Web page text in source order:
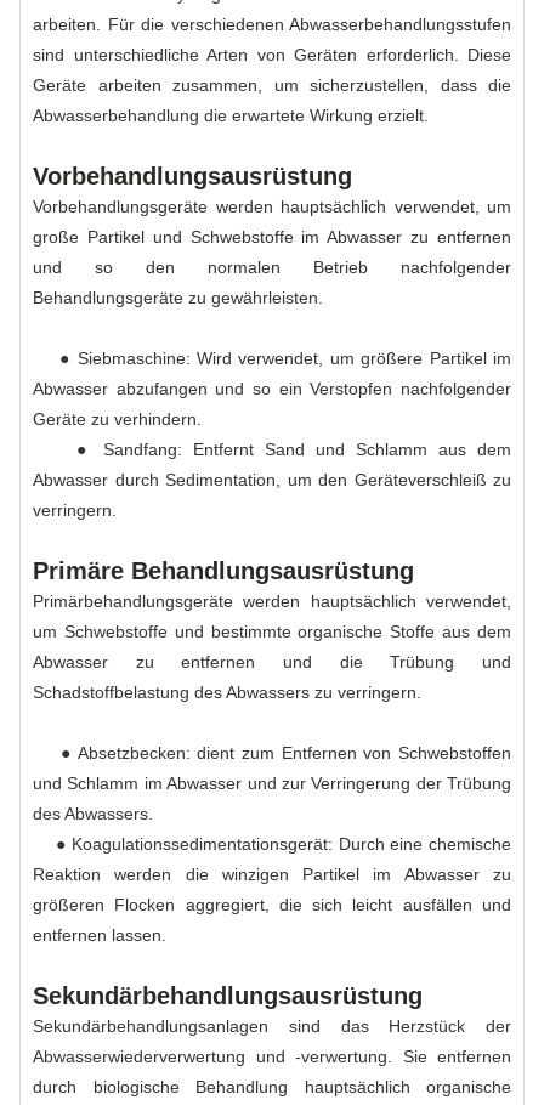
arbeiten. Für die verschiedenen Abwasserbehandlungsstufen
sind unterschiedliche Arten von Geräten erforderlich. Diese
Geräte arbeiten zusammen, um sicherzustellen, dass die
Abwasserbehandlung die erwartete Wirkung erzielt.
Vorbehandlungsausrüstung
Vorbehandlungsgeräte werden hauptsächlich verwendet, um
große Partikel und Schwebstoffe im Abwasser zu entfernen
und so den normalen Betrieb nachfolgender
Behandlungsgeräte zu gewährleisten.
● Siebmaschine: Wird verwendet, um größere Partikel im
Abwasser abzufangen und so ein Verstopfen nachfolgender
Geräte zu verhindern.
● Sandfang: Entfernt Sand und Schlamm aus dem
Abwasser durch Sedimentation, um den Geräteverschleiß zu
verringern.
Primäre Behandlungsausrüstung
Primärbehandlungsgeräte werden hauptsächlich verwendet,
um Schwebstoffe und bestimmte organische Stoffe aus dem
Abwasser zu entfernen und die Trübung und
Schadstoffbelastung des Abwassers zu verringern.
● Absetzbecken: dient zum Entfernen von Schwebstoffen
und Schlamm im Abwasser und zur Verringerung der Trübung
des Abwassers.
● Koagulationssedimentationsgerät: Durch eine chemische
Reaktion werden die winzigen Partikel im Abwasser zu
größeren Flocken aggregiert, die sich leicht ausfällen und
entfernen lassen.
Sekundärbehandlungsausrüstung
Sekundärbehandlungsanlagen sind das Herzstück der
Abwasserwiederverwertung und -verwertung. Sie entfernen
durch biologische Behandlung hauptsächlich organische